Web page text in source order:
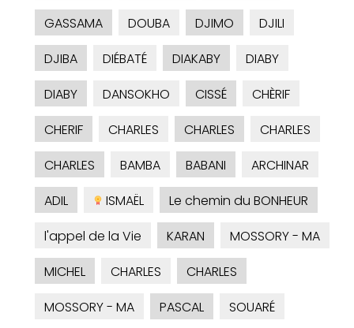
GASSAMA
DOUBA DJIMO
DJILI
DJIBA
DIÉBATÉ DIAKABY
DIABY
DIABY
DANSOKHO CISSÉ
CHÈRIF
CHERIF
CHARLES CHARLES
CHARLES
CHARLES
BAMBA BABANI
ARCHINAR
ADIL
ISMAËL
Le chemin du BONHEUR
l'appel de la Vie
KARAN
MOSSORY - MA
MICHEL
CHARLES
CHARLES
MOSSORY - MA
PASCAL
SOUARÉ